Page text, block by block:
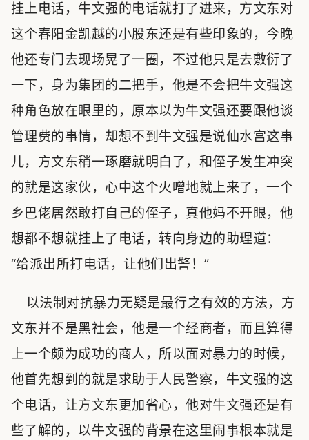
挂上电话，牛文强的电话就打了进来，方文东对
这个春阳金凯越的小股东还是有些印象的，今晚
他还专门去现场晃了一圈，不过他只是去敷衍了
一下，身为集团的二把手，他是不会把牛文强这
种角色放在眼里的，原本以为牛文强还要跟他谈
管理费的事情，却想不到牛文强是说仙水宫这事
儿，方文东稍一琢磨就明白了，和侄子发生冲突
的就是这家伙，心中这个火噌地就上来了，一个
乡巴佬居然敢打自己的侄子，真他妈不开眼，他
想都不想就挂上了电话，转向身边的助理道：
“给派出所打电话，让他们出警！”
以法制对抗暴力无疑是最行之有效的方法，方
文东并不是黑社会，他是一个经商者，而且算得
上一个颇为成功的商人，所以面对暴力的时候，
他首先想到的就是求助于人民警察，牛文强的这
个电话，让方文东更加省心，他对牛文强还是有
些了解的，以牛文强的背景在这里闹事根本就是